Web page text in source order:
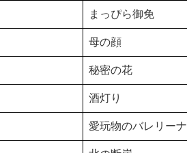
まっぴら御免
母の顔
秘密の花
酒灯り
愛玩物のバレリーナ